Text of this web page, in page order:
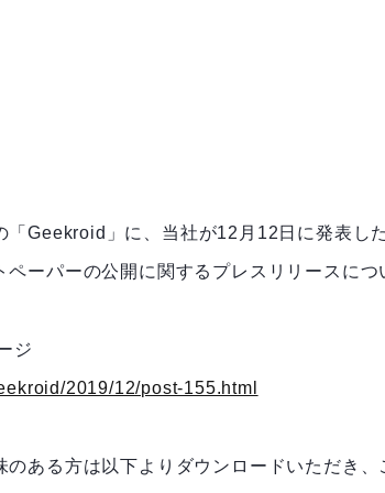
「Geekroid」に、当社が12月12日に発表し
ーパーの公開に関するプレスリリースにつ
ジ
2019/12/post-155.html
ある方は以下よりダウンロードいただき、